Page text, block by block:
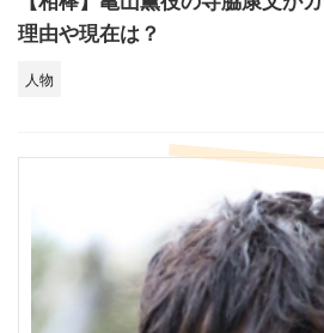
理由や現在は？
人物